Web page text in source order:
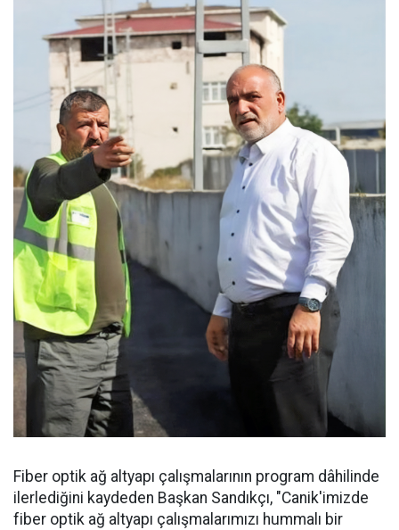
Fiber optik ağ altyapı çalışmalarının program dâhilinde
ilerlediğini kaydeden Başkan Sandıkçı, "Canik'imizde
fiber optik ağ altyapı çalışmalarımızı hummalı bir